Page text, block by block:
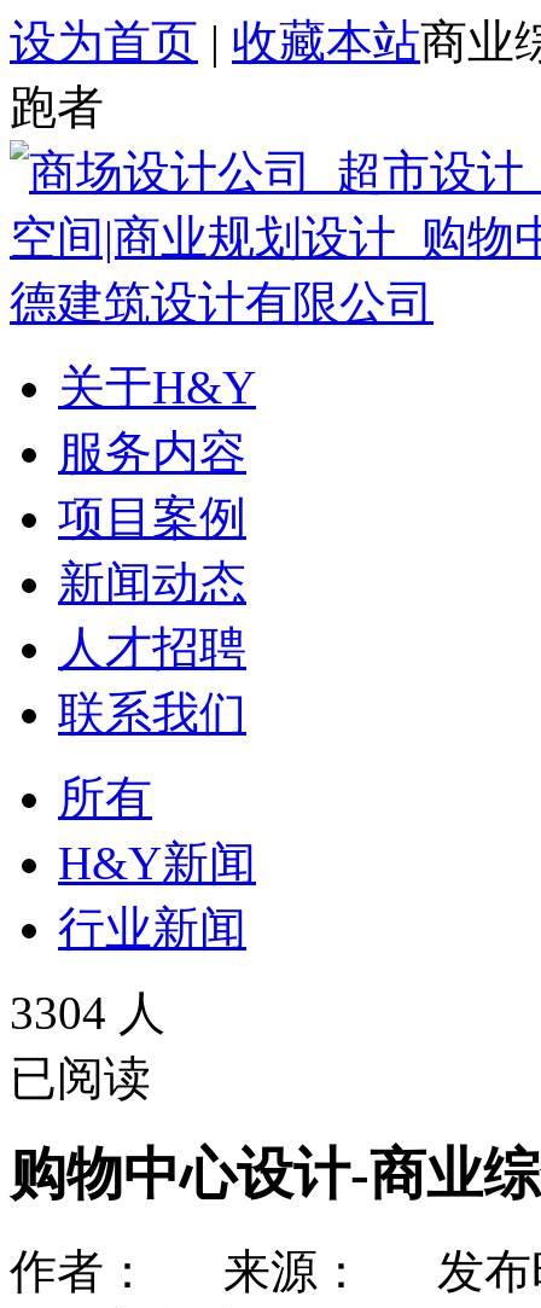
设为首页 | 收藏本站商业
跑者
关于H&Y
服务内容
项目案例
新闻动态
人才招聘
联系我们
所有
H&Y新闻
行业新闻
3304 人
已阅读
购物中心设计-商业
作者： 来源： 发布时